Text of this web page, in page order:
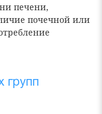
печени,
почечной или
групп